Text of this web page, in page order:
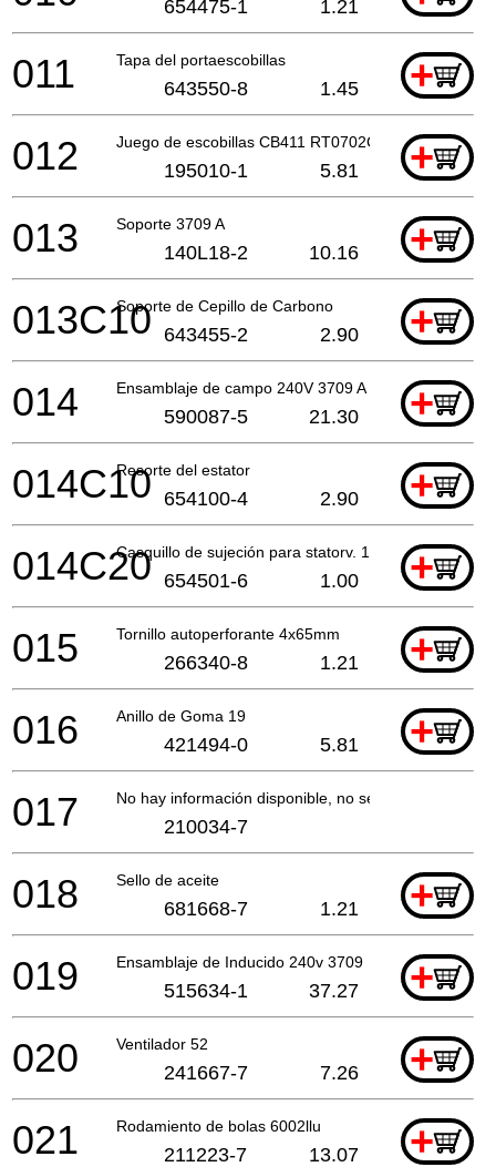
654475-1 1.21
Tapa del portaescobillas +
011 643550-8 1.45
Juego de escobillas CB411 RT0702C +
012 195010-1 5.81
Soporte 3709 A +
013 140L18-2 10.16
Soporte de Cepillo de Carbono +
013C10 643455-2 2.90
Ensamblaje de campo 240V 3709 A +
014 590087-5 21.30
Resorte del estator +
014C10 654100-4 2.90
Casquillo de sujeción para statorv. 1,25mm+
014C20 654501-6 1.00
Tornillo autoperforante 4x65mm +
015 266340-8 1.21
Anillo de Goma 19 +
016 421494-0 5.81
No hay información disponible, no se puede pedir
017 210034-7
Sello de aceite +
018 681668-7 1.21
Ensamblaje de Inducido 240v 3709 +
019 515634-1 37.27
Ventilador 52 +
020 241667-7 7.26
Rodamiento de bolas 6002llu +
021 211223-7 13.07